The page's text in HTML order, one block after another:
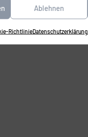
Ablehnen
RichtlinieDatenschutzerklärung